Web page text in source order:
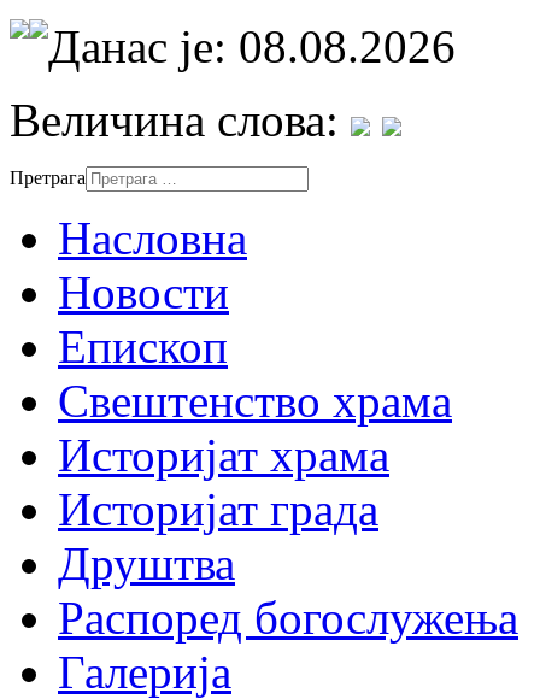
Данас је: 08.08.2026
Величина слова:
Претрага
Насловна
Новости
Епископ
Свештенство храма
Историјат храма
Историјат града
Друштва
Распоред богослужења
Галерија